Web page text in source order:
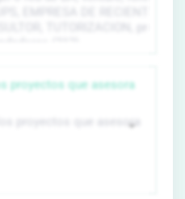
proyectos que asesora